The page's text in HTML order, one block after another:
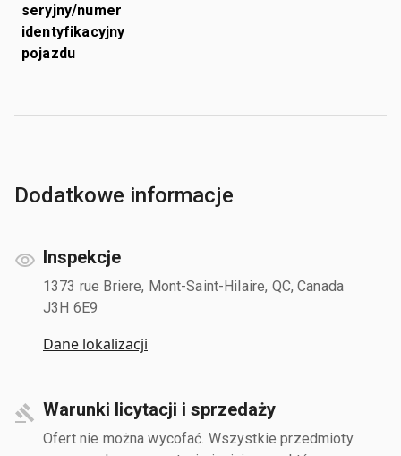
seryjny/numer
identyfikacyjny
pojazdu
Dodatkowe informacje
Inspekcje
1373 rue Briere, Mont-Saint-Hilaire, QC, Canada
J3H 6E9
Dane lokalizacji
Warunki licytacji i sprzedaży
Ofert nie można wycofać. Wszystkie przedmioty